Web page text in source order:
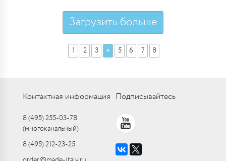
Загрузить больше
1 2 3 4 5 6 7 8
Контактная информация
8 (495) 255-03-78
(многоканальный)
8 (495) 212-23-25
Подписывайтесь